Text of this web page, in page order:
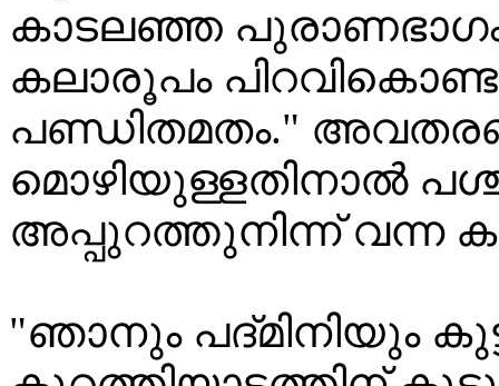
കാടലഞ്ഞ
കലാരൂപം
പണ്ഡിതമതം."
മൊഴിയുള്ളതിനാൽ
അപ്പുറത്തുനിന്ന് വന്ന
"ഞാനും പദ്മിനിയും